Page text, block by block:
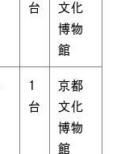
台
文化
博物
館
１
台
京都
文化
博物
館